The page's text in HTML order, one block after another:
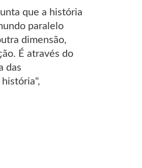
que a história
paralelo
dimensão,
É através do
das